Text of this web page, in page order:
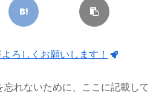
ろしくお願いします！
忘れないために、ここに記載して